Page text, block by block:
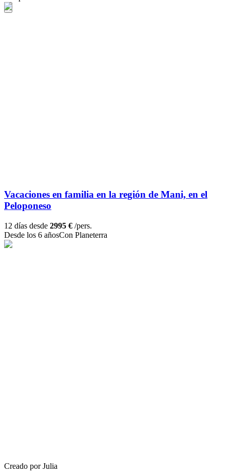
Vacaciones en familia en la región de Mani, en el
Peloponeso
12 días desde 2995 € /pers.
Desde los 6 añosCon Planeterra
Creado por Julia